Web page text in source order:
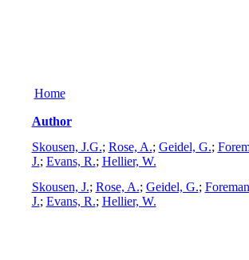
Home
Author
Skousen, J.G.; Rose, A.; Geidel, G.;
J.; Evans, R.; Hellier, W.
Skousen, J.; Rose, A.; Geidel, G.;
J.; Evans, R.; Hellier, W.